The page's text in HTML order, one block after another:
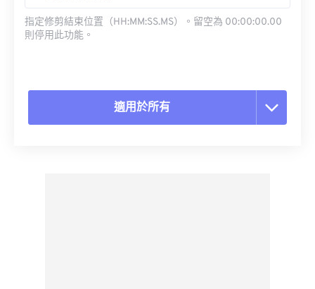
指定修剪結束位置（HH:MM:SS.MS）。留空為 00:00:00.00
則停用此功能。
適用於所有